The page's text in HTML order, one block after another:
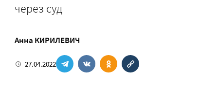
через суд
Анна КИРИЛЕВИЧ
27.04.2022